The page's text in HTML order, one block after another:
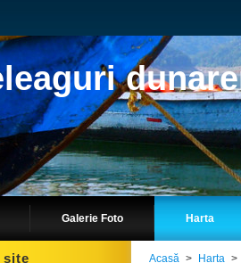
Galerie Foto Harta
Acasă > Harta >
site